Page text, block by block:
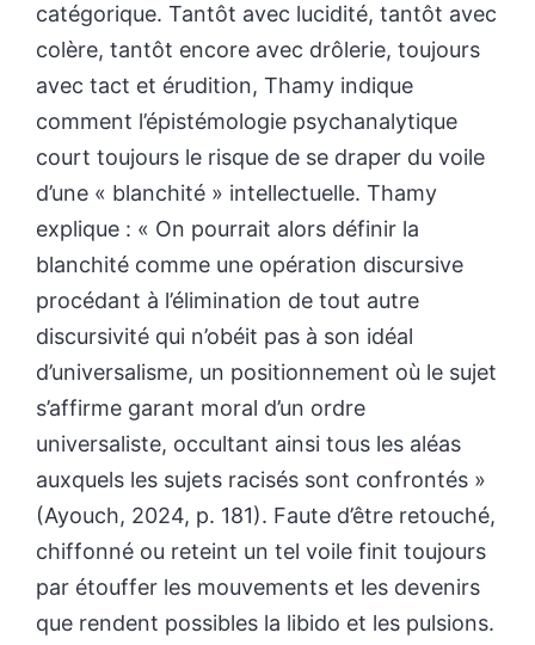
catégorique. Tantôt avec lucidité, tantôt avec
colère, tantôt encore avec drôlerie, toujours
avec tact et érudition, Thamy indique
comment l’épistémologie psychanalytique
court toujours le risque de se draper du voile
d’une « blanchité » intellectuelle. Thamy
explique : « On pourrait alors définir la
blanchité comme une opération discursive
procédant à l’élimination de tout autre
discursivité qui n’obéit pas à son idéal
d’universalisme, un positionnement où le sujet
s’affirme garant moral d’un ordre
universaliste, occultant ainsi tous les aléas
auxquels les sujets racisés sont confrontés »
(Ayouch, 2024, p. 181). Faute d’être retouché,
chiffonné ou reteint un tel voile finit toujours
par étouffer les mouvements et les devenirs
que rendent possibles la libido et les pulsions.